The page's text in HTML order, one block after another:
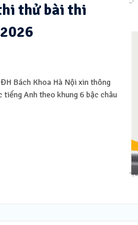
thử bài thi
Bách Khoa Hà Nội xin thông
Anh theo khung 6 bậc châu